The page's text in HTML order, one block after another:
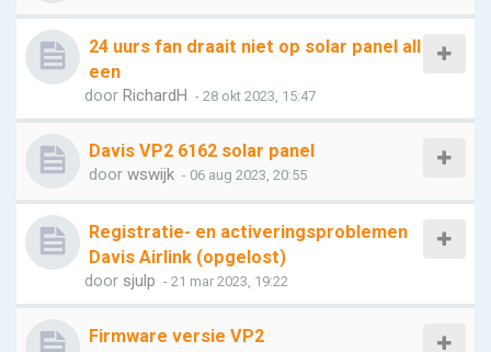
24 uurs fan draait niet op solar panel all
een
door RichardH - 28 okt 2023, 15:47
Davis VP2 6162 solar panel
door wswijk - 06 aug 2023, 20:55
Registratie- en activeringsproblemen
Davis Airlink (opgelost)
door sjulp - 21 mar 2023, 19:22
Firmware versie VP2